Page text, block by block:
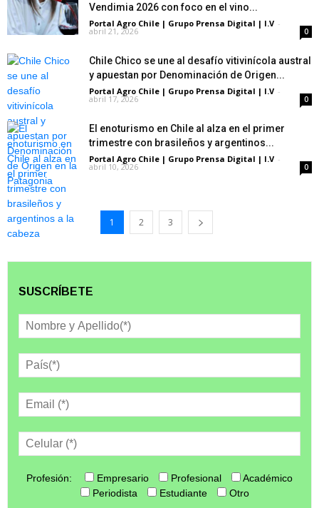
Vendimia 2026 con foco en el vino...
Portal Agro Chile | Grupo Prensa Digital | I.V -
abril 21, 2026 0
Chile Chico se une al desafío vitivinícola austral
y apuestan por Denominación de Origen...
Portal Agro Chile | Grupo Prensa Digital | I.V -
abril 17, 2026 0
El enoturismo en Chile al alza en el primer
trimestre con brasileños y argentinos...
Portal Agro Chile | Grupo Prensa Digital | I.V -
abril 10, 2026 0
1 2 3
SUSCRÍBETE
Profesión: Empresario Profesional
Académico
Periodista
Estudiante Otro